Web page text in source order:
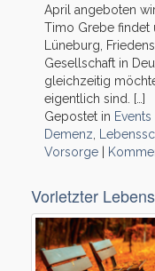
April angeboten
Timo Grebe findet
Lüneburg,
Gesellschaft in
gleichzeitig
eigentlich sind. […]
Gepostet in Events
Demenz
Vorsorge
Vorletzter